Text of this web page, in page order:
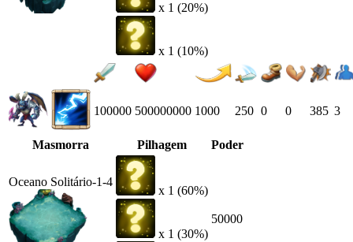
x 1 (20%)
x 1 (10%)
100000 500000000 1000 250 0 0 385 3
Masmorra Pilhagem Poder
Oceano Solitário-1-4
x 1 (60%)
x 1 (30%)
50000